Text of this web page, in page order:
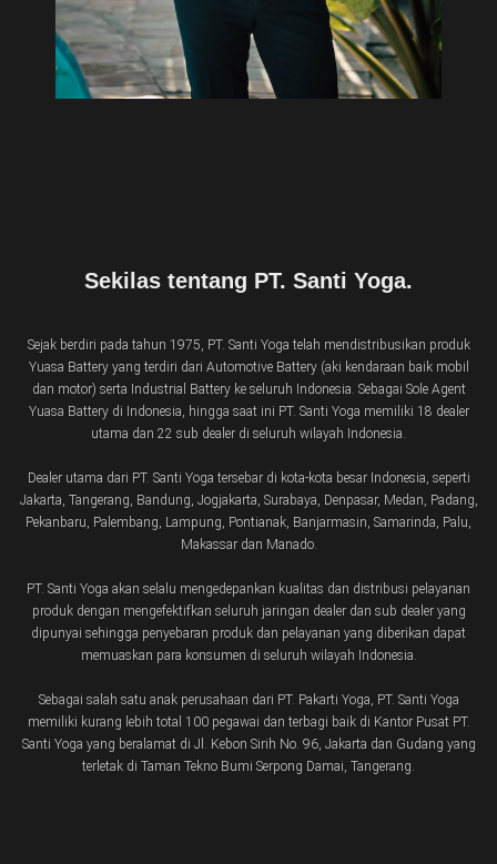
Sekilas tentang PT. Santi Yoga.
Sejak berdiri pada tahun 1975, PT. Santi Yoga telah mendistribusikan produk
Yuasa Battery yang terdiri dari Automotive Battery (aki kendaraan baik mobil
dan motor) serta Industrial Battery ke seluruh Indonesia. Sebagai Sole Agent
Yuasa Battery di Indonesia, hingga saat ini PT. Santi Yoga memiliki 18 dealer
utama dan 22 sub dealer di seluruh wilayah Indonesia.
Dealer utama dari PT. Santi Yoga tersebar di kota-kota besar Indonesia, seperti
Jakarta, Tangerang, Bandung, Jogjakarta, Surabaya, Denpasar, Medan, Padang,
Pekanbaru, Palembang, Lampung, Pontianak, Banjarmasin, Samarinda, Palu,
Makassar dan Manado.
PT. Santi Yoga akan selalu mengedepankan kualitas dan distribusi pelayanan
produk dengan mengefektifkan seluruh jaringan dealer dan sub dealer yang
dipunyai sehingga penyebaran produk dan pelayanan yang diberikan dapat
memuaskan para konsumen di seluruh wilayah Indonesia.
Sebagai salah satu anak perusahaan dari PT. Pakarti Yoga, PT. Santi Yoga
memiliki kurang lebih total 100 pegawai dan terbagi baik di Kantor Pusat PT.
Santi Yoga yang beralamat di Jl. Kebon Sirih No. 96, Jakarta dan Gudang yang
terletak di Taman Tekno Bumi Serpong Damai, Tangerang.